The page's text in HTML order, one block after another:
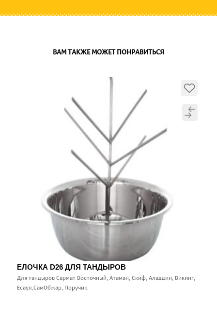
ВАМ ТАКЖЕ МОЖЕТ ПОНРАВИТЬСЯ
ЕЛОЧКА D26 ДЛЯ ТАНДЫРОВ
Для тандыров Сармат Восточный, Атаман, Скиф, Аладдин, Викинг,
Есаул,СамОбжар, Поручик.